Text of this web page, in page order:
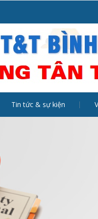
Tin tức & sự kiện